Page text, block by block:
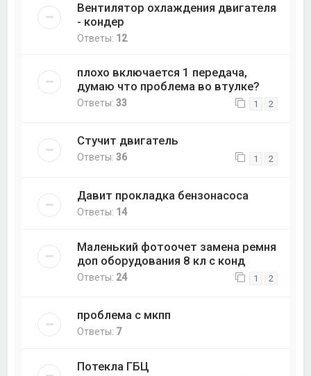
Вентилятор охлаждения двигателя
- кондер
Ответы: 12
плохо включается 1 передача,
думаю что проблема во втулке?
Ответы:33 1 2
Стучит двигатель
Ответы:36 1 2
Давит прокладка бензонасоса
Ответы: 14
Маленький фотоочет замена ремня
доп оборудования 8 кл с конд
Ответы: 24 1 2
проблема с мкпп
Ответы: 7
Потекла ГБЦ